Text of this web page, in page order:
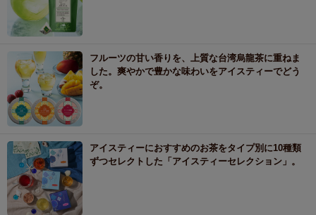
フルーツの甘い香りを、上質な台湾烏龍茶に重ねま
した。爽やかで豊かな味わいをアイスティーでどう
ぞ。
アイスティーにおすすめのお茶をタイプ別に10種類
ずつセレクトした「アイスティーセレクション」。